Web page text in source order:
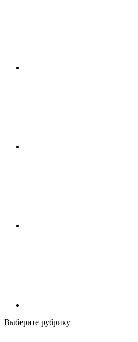
Выберите рубрику